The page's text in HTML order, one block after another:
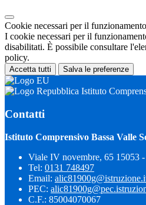
Cookie necessari per il funzionamento
I cookie necessari per il
disabilitati. È possibile consultare
policy.
Accetta tutti Salva le preferenze
Istituto
Contatti
Istituto Comprensivo Bassa Valle
Viale IV novembre, 65 15053
Tel: 0131 748497
Email:
PEC:
C.F.: 85004070067